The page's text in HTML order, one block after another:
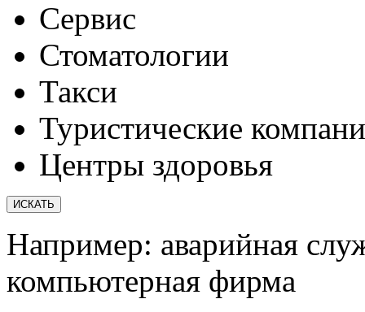
Сервис
Стоматологии
Такси
Туристические
Центры здоровья
Например: аварийная
компьютерная фирма